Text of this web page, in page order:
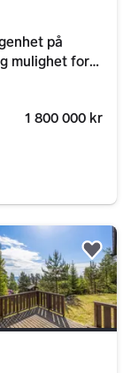
på
mulighet for
1 800 000 kr